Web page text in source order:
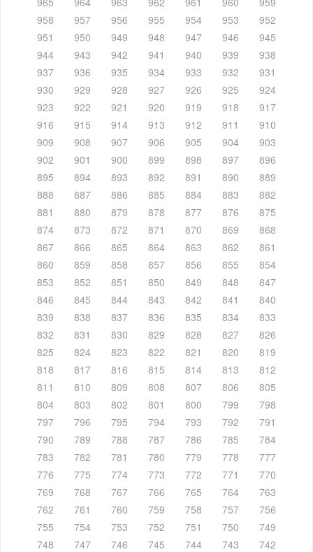
958
957 956 955 954 953
952
951
950 949 948 947 946
945
944
943 942 941 940 939
938
937
936 935 934 933 932
931
930
929 928 927 926 925
924
923
922 921 920 919 918
917
916
915 914 913 912 911
910
909
908 907 906 905 904
903
902
901 900 899 898 897
896
895
894 893 892 891 890
889
888
887 886 885 884 883
882
881
880 879 878 877 876
875
874
873 872 871 870 869
868
867
866 865 864 863 862
861
860
859 858 857 856 855
854
853
852 851 850 849 848
847
846
845 844 843 842 841
840
839
838 837 836 835 834
833
832
831 830 829 828 827
826
825
824 823 822 821 820
819
818
817 816 815 814 813
812
811
810 809 808 807 806
805
804
803 802 801 800 799
798
797
796 795 794 793 792
791
790
789 788 787 786 785
784
783
782 781 780 779 778
777
776
775 774 773 772 771
770
769
768 767 766 765 764
763
762
761 760 759 758 757
756
755
754 753 752 751 750
749
748
747 746 745 744 743
742